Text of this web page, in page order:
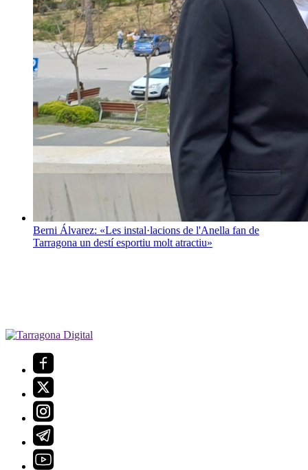
Berni Álvarez: «Les instal·lacions de l'Anella fan de
Tarragona un destí esportiu molt atractiu»